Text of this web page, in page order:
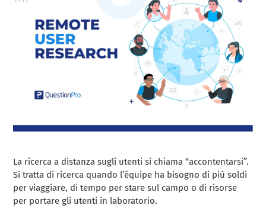
La ricerca a distanza sugli utenti si chiama “accontentarsi”.
Si tratta di ricerca quando l’équipe ha bisogno di più soldi
per viaggiare, di tempo per stare sul campo o di risorse
per portare gli utenti in laboratorio.